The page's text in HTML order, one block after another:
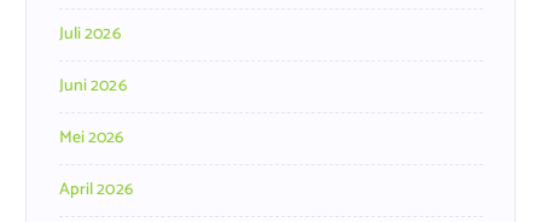
Juli 2026
Juni 2026
Mei 2026
April 2026